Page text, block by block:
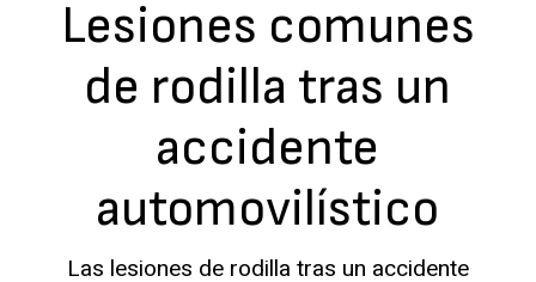
Lesiones comunes
de rodilla tras un
accidente
automovilístico
Las lesiones de rodilla tras un accidente